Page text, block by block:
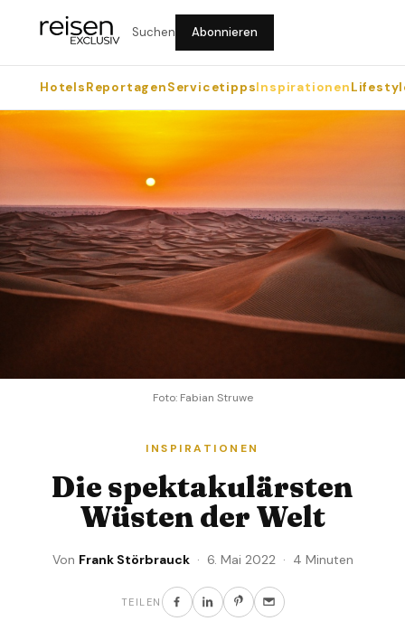
Suchen Abonnieren
HotelsReportagenServicetippsInspirationen
Foto: Fabian Struwe
INSPIRATIONEN
Die spektakulärsten
Wüsten der Welt
Von Frank Störbrauck· 6. Mai 2022 · 4 Minuten
TEILEN